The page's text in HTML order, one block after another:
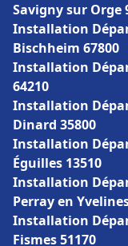
Savigny sur Orge
Installation
Bischheim 67800
Installation
64210
Installation
Dinard 35800
Installation
Éguilles 13510
Installation
Perray en
Installation
Fismes 51170